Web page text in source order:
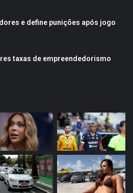
e define punições após jogo
taxas de empreendedorismo